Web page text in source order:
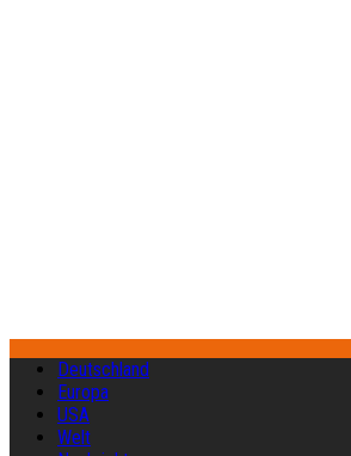
Deutschland
Europa
USA
Welt